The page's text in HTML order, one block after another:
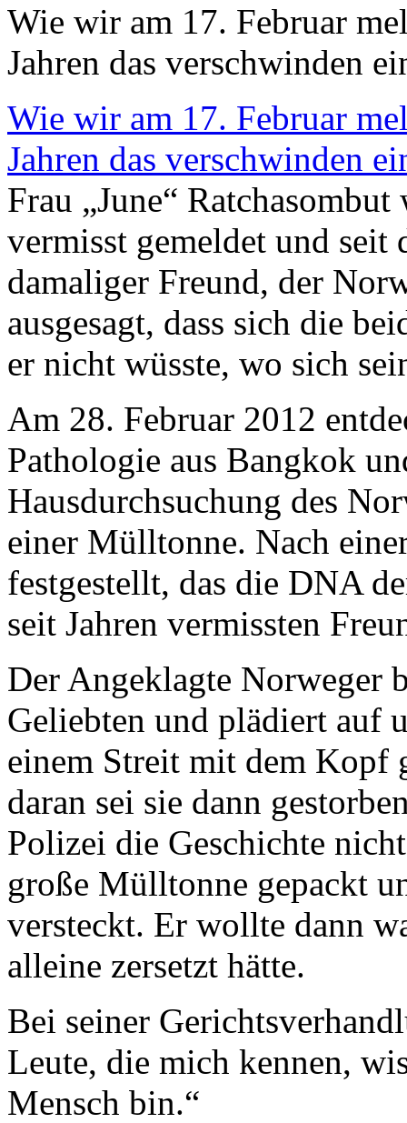
Wie wir am 17. Februar
Jahren das verschwinden
Wie wir am 17. Februar
Jahren das verschwinden
Frau „June“
vermisst gemeldet und seit
damaliger Freund, der
ausgesagt, dass sich die
er nicht wüsste, wo sich
Am 28. Februar 2012
Pathologie aus Bangkok
Hausdurchsuchung des
einer Mülltonne. Nach
festgestellt, das die DNA
seit Jahren vermissten
Der Angeklagte Norweger
Geliebten und plädiert auf
einem Streit mit dem Kopf
daran sei sie dann
Polizei die Geschichte
große Mülltonne gepackt
versteckt. Er wollte dann
alleine zersetzt hätte.
Bei seiner
Leute, die mich kennen,
Mensch bin.“